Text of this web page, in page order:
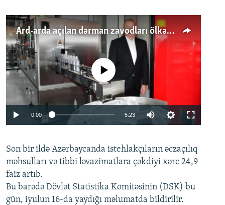
Ard-arda açılan dərman zavodları ölkənin tələbatını ödəyirmi?
Auto 240p 360p 480p
720p 1080p
No media source currently available
0:00 5:23
360p
480p
720p
1080p
Son bir ildə Azərbaycanda istehlakçıların əczaçılıq
məhsulları və tibbi ləvazimatlara çəkdiyi xərc 24,9
faiz artıb.
Bu barədə Dövlət Statistika Komitəsinin (DSK) bu
gün, iyulun 16-da yaydığı məlumatda bildirilir.